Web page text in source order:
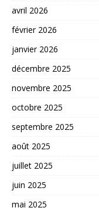
avril 2026
février 2026
janvier 2026
décembre 2025
novembre 2025
octobre 2025
septembre 2025
août 2025
juillet 2025
juin 2025
mai 2025